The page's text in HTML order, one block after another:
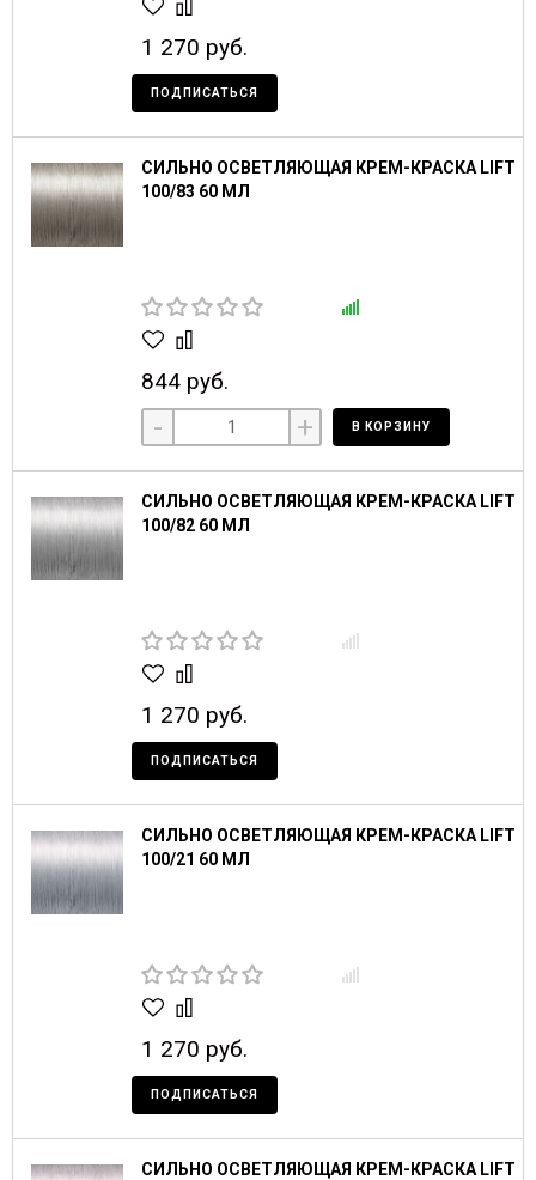
1 270 руб.
ПОДПИСАТЬСЯ
СИЛЬНО ОСВЕТЛЯЮЩАЯ КРЕМ-КРАСКА LIFT
100/83 60 МЛ
844 руб.
- + В КОРЗИНУ
СИЛЬНО ОСВЕТЛЯЮЩАЯ КРЕМ-КРАСКА LIFT
100/82 60 МЛ
1 270 руб.
ПОДПИСАТЬСЯ
СИЛЬНО ОСВЕТЛЯЮЩАЯ КРЕМ-КРАСКА LIFT
100/21 60 МЛ
1 270 руб.
ПОДПИСАТЬСЯ
СИЛЬНО ОСВЕТЛЯЮЩАЯ КРЕМ-КРАСКА LIFT